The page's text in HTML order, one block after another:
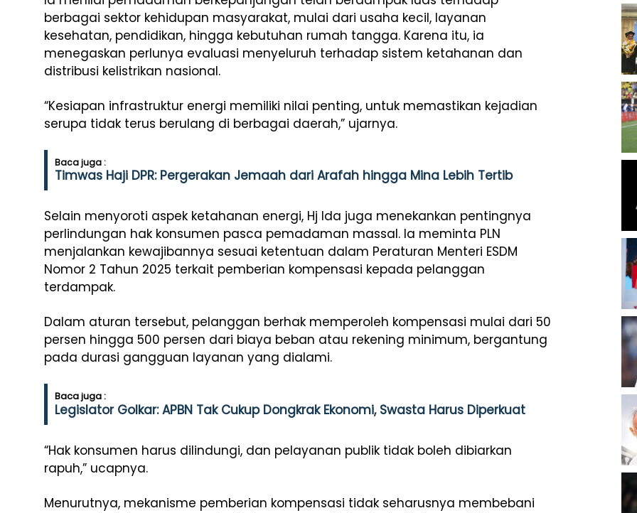
berbagai sektor kehidupan masyarakat, mulai dari usaha kecil, layanan
kesehatan, pendidikan, hingga kebutuhan rumah tangga. Karena itu, ia
menegaskan perlunya evaluasi menyeluruh terhadap sistem ketahanan dan
distribusi kelistrikan nasional.
“Kesiapan infrastruktur energi memiliki nilai penting, untuk memastikan kejadian
serupa tidak terus berulang di berbagai daerah,” ujarnya.
Baca juga :
Timwas Haji DPR: Pergerakan Jemaah dari Arafah hingga Mina Lebih Tertib
Selain menyoroti aspek ketahanan energi, Hj Ida juga menekankan pentingnya
perlindungan hak konsumen pasca pemadaman massal. Ia meminta PLN
menjalankan kewajibannya sesuai ketentuan dalam Peraturan Menteri ESDM
Nomor 2 Tahun 2025 terkait pemberian kompensasi kepada pelanggan
terdampak.
Dalam aturan tersebut, pelanggan berhak memperoleh kompensasi mulai dari 50
persen hingga 500 persen dari biaya beban atau rekening minimum, bergantung
pada durasi gangguan layanan yang dialami.
Baca juga :
Legislator Golkar: APBN Tak Cukup Dongkrak Ekonomi, Swasta Harus Diperkuat
“Hak konsumen harus dilindungi, dan pelayanan publik tidak boleh dibiarkan
rapuh,” ucapnya.
Menurutnya, mekanisme pemberian kompensasi tidak seharusnya membebani